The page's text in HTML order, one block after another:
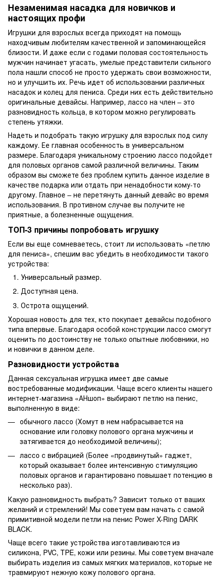
Незаменимая насадка для новичков и
настоящих профи
Игрушки для взрослых всегда приходят на помощь
находчивым любителям качественной и запоминающейся
близости. И даже если с годами половая состоятельность
мужчин начинает угасать, умелые представители сильного
пола нашли способ не просто удержать свои возможности,
но и улучшить их. Речь идет об использовании различных
насадок и колец для пениса. Среди них есть действительно
оригинальные девайсы. Например, лассо на член – это
разновидность кольца, в котором можно регулировать
степень утяжки.
Надеть и подобрать такую игрушку для взрослых под силу
каждому. Ее главная особенность в универсальном
размере. Благодаря уникальному строению лассо подойдет
для половых органов самой различной величины. Таким
образом вы сможете без проблем купить данное изделие в
качестве подарка или отдать при ненадобности кому-то
другому. Главное – не перетянуть данный девайс во время
использования. В противном случае вы получите не
приятные, а болезненные ощущения.
ТОП-3 причины попробовать игрушку
Если вы еще сомневаетесь, стоит ли использовать «петлю
для пениса», спешим вас убедить в необходимости такого
устройства:
Универсальный размер.
Доступная цена.
Острота ощущений.
Хорошая новость для тех, кто покупает девайсы подобного
типа впервые. Благодаря особой конструкции лассо смогут
оценить по достоинству не только опытные любовники, но
и новички в данном деле.
Разновидности устройства
Данная сексуальная игрушка имеет две самые
востребованные модификации. Чаще всего клиенты нашего
интернет-магазина «АНшоп» выбирают петлю на пенис,
выполненную в виде:
обычного лассо (Хомут в нем набрасывается на
основание или головку полового органа мужчины и
затягивается до необходимой величины);
лассо с вибрацией (Более «продвинутый» гаджет,
который оказывает более интенсивную стимуляцию
половых органов и гарантировано повышает потенцию в
несколько раз).
Какую разновидность выбрать? Зависит только от ваших
желаний и стремлений! Мы советуем вам начать с самой
примитивной модели петли на пенис Power X-Ring DARK
BLACK.
Чаще всего такие устройства изготавливаются из
силикона, PVC, TPE, кожи или резины. Мы советуем вначале
выбирать изделия из самых мягких материалов, которые не
травмируют нежную кожу полового органа.